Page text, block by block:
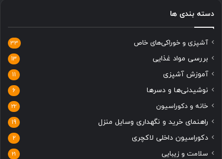
دسته بندی ها
آشپزی و خوراکی‌های خاص 33
بررسی مواد غذایی 13
آموزش آشپزی 11
نوشیدنی‌ها و دسرها 6
خانه و دکوراسیون 22
راهنمای خرید و نگهداری وسایل منزل 19
دکوراسیون داخلی لاکچری 2
سلامت و زیبایی 21